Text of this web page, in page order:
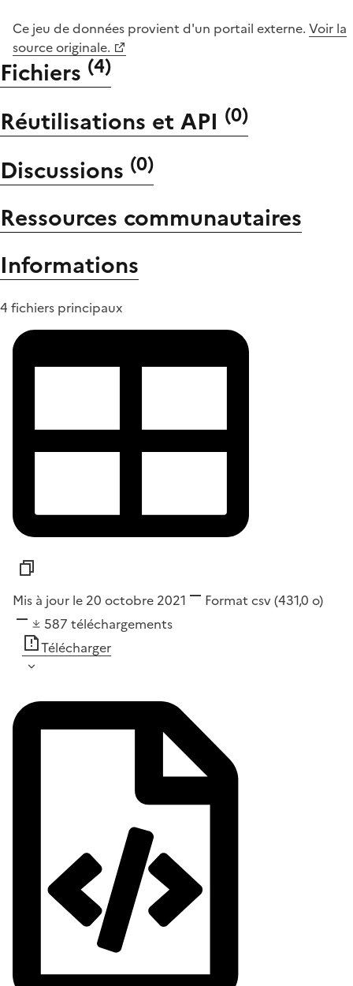
Ce jeu de données provient d'un portail externe. Voir la
source originale.
Fichiers (4)
Réutilisations et API (0)
Discussions (0)
Ressources communautaires
Informations
4 fichiers principaux
Mis à jour le 20 octobre 2021 Format csv(431,0 o)
587 téléchargements
Télécharger